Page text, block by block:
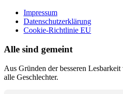
Impressum
Datenschutzerklärung
Cookie-Richtlinie EU
Alle sind gemeint
Aus Gründen der besseren
alle Geschlechter.